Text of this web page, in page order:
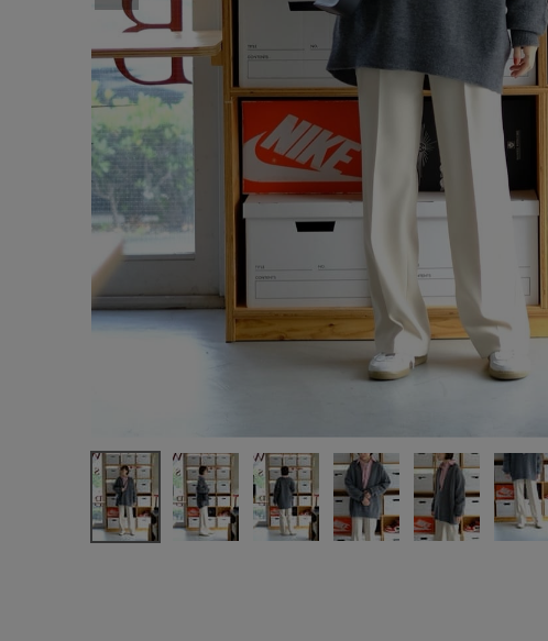
ゲスト 様
ログイン / マイページ
お気に入りアイテム
注文履歴
新規会員登録